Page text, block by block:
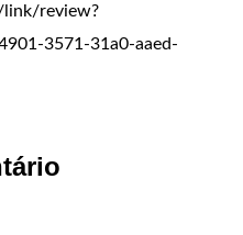
link/review?
3571-31a0-aaed-